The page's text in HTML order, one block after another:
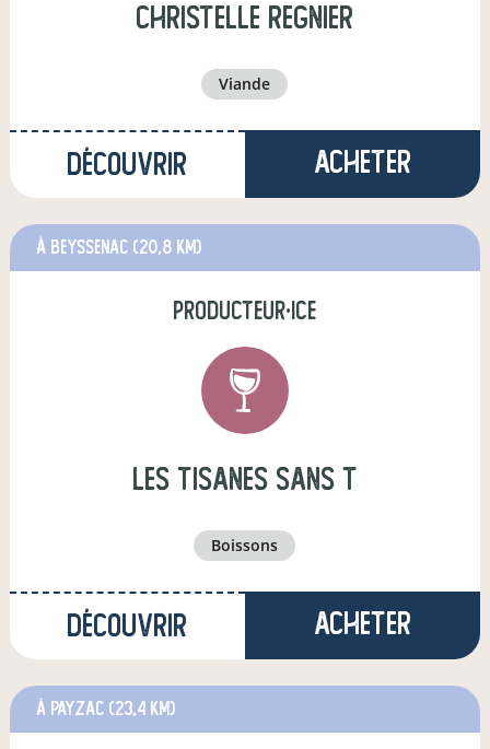
christelle regnier
viande
Découvrir Acheter
à Beyssenac (20,8 km)
producteur·ice
Les tisanes sans T
boissons
Découvrir Acheter
à Payzac (23,4 km)